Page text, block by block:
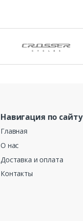
Навигация по сайту
Главная
О нас
Доставка и оплата
Контакты